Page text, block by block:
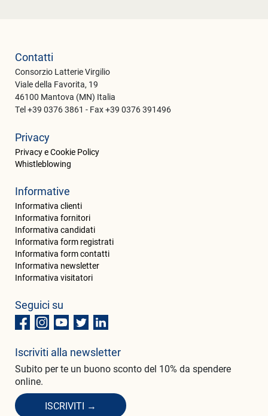
Contatti
Consorzio Latterie Virgilio
Viale della Favorita, 19
46100 Mantova (MN) Italia
Tel +39 0376 3861 - Fax +39 0376 391496
Privacy
Privacy e Cookie Policy
Whistleblowing
Informative
Informativa clienti
Informativa fornitori
Informativa candidati
Informativa form registrati
Informativa form contatti
Informativa newsletter
Informativa visitatori
Seguici su
Iscriviti alla newsletter
Subito per te un buono sconto del 10% da spendere
online.
ISCRIVITI →